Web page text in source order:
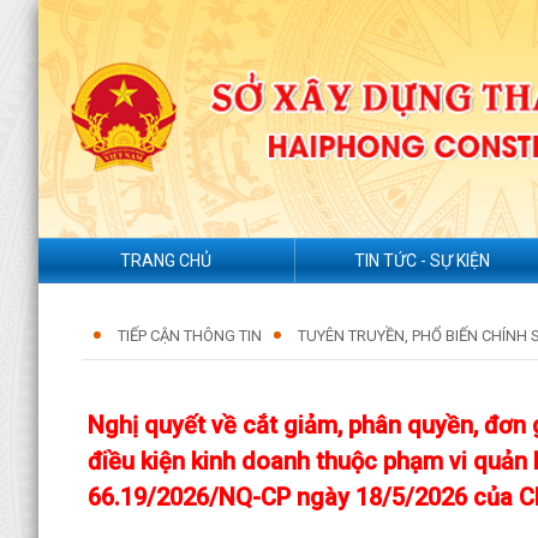
TRANG CHỦ TIN TỨC - SỰ KIỆN
TIẾP CẬN THÔNG TIN TUYÊN TRUYỀN, PHỔ BIẾN CHÍNH
Nghị quyết về cắt giảm, phân quyền,
điều kiện kinh doanh thuộc phạm vi
66.19/2026/NQ-CP ngày 18/5/2026 của